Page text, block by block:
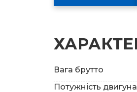
Вага брутто
Потужність двигуна